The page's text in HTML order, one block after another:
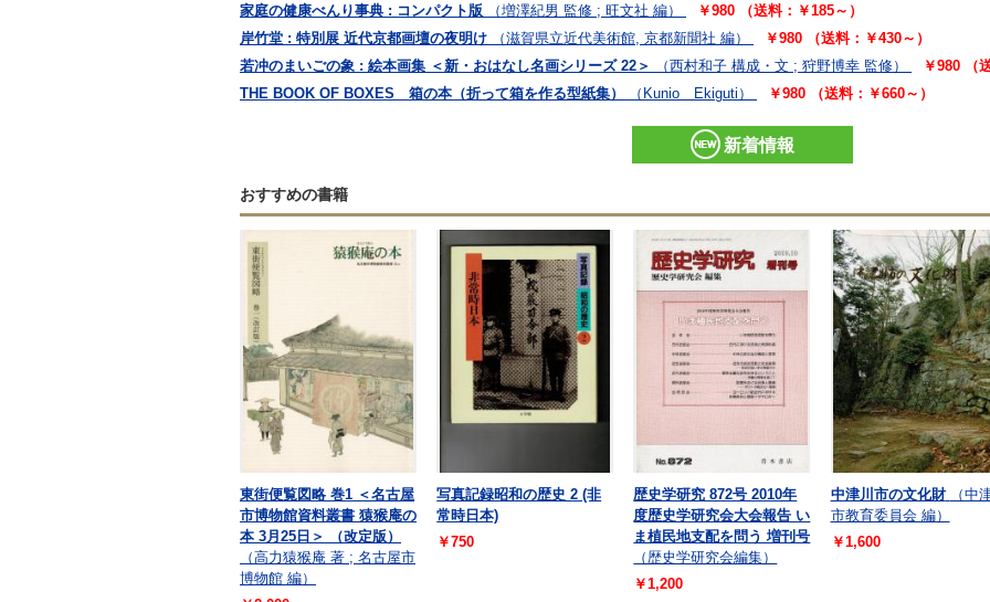
家庭の健康べんり事典 : コンパクト版
（増澤紀男 監修 ; 旺文社 編）
￥980 （送料：￥185～）
岸竹堂 : 特別展 近代京都画壇の夜明け
（滋賀県立近代美術館, 京都新聞社 編）
￥980 （送料：￥430～）
若冲のまいごの象 : 絵本画集 ＜新・おはなし名画シリーズ 22＞
（西村和子 構成・文 ; 狩野博幸 監修）
￥980 （
THE BOOK OF BOXES 箱の本（折って箱を作る型紙集）
（Kunio Ekiguti） ￥980 （送料：￥660～）
新着情報
おすすめの書籍
東街便覧図略 巻1 ＜名古屋
市博物館資料叢書 猿猴庵の
本 3月25日＞ （改定版）
（高力猿猴庵 著 ; 名古屋市
博物館 編）
写真記録昭和の歴史 2 (非
常時日本)
￥750
歴史学研究 872号 2010年
度歴史学研究会大会報告 い
ま植民地支配を問う 増刊号
（歴史学研究会編集）
￥1,200
中津川市の文化財
（中
市教育委員会 編）
￥1,600